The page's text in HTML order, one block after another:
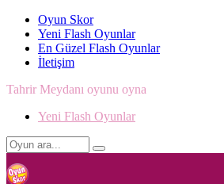
Oyun Skor
Yeni Flash Oyunlar
En Güzel Flash Oyunlar
İletişim
Tahrir Meydanı oyunu oyna
Yeni Flash Oyunlar